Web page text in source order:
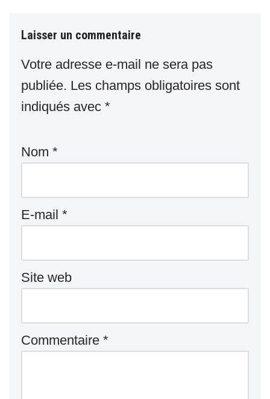
Laisser un commentaire
Votre adresse e-mail ne sera pas
publiée. Les champs obligatoires sont
indiqués avec *
Nom *
E-mail *
Site web
Commentaire *